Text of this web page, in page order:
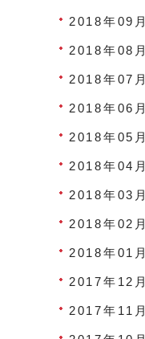
2018年09月
2018年08月
2018年07月
2018年06月
2018年05月
2018年04月
2018年03月
2018年02月
2018年01月
2017年12月
2017年11月